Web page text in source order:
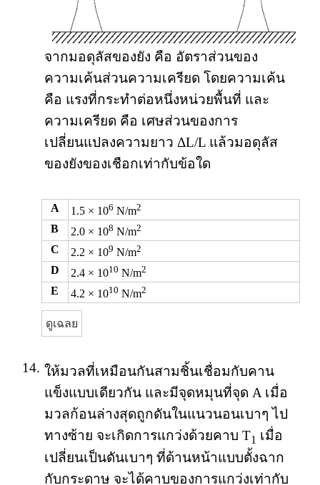
จากมอดุลัสของยัง คือ อัตราส่วนของ
ความเค้นส่วนความเครียด โดยความเค้น
คือ แรงที่กระทำต่อหนึ่งหน่วยพื้นที่ และ
ความเครียด คือ เศษส่วนของการ
เปลี่ยนแปลงความยาว ΔL/L แล้วมอดุลัส
ของยังของเชือกเท่ากับข้อใด
A 1.5 × 106 N/m2
B 2.0 × 108 N/m2
C 2.2 × 109 N/m2
D 2.4 × 1010 N/m2
E 4.2 × 1010 N/m2
ดูเฉลย
14. ให้มวลที่เหมือนกันสามชิ้นเชื่อมกับคาน
แข็งแบบเดียวกัน และมีจุดหมุนที่จุด A เมื่อ
มวลก้อนล่างสุดถูกดันในแนวนอนเบาๆ ไป
ทางซ้าย จะเกิดการแกว่งด้วยคาบ T1 เมื่อ
เปลี่ยนเป็นดันเบาๆ ที่ด้านหน้าแบบตั้งฉาก
กับกระดาษ จะได้คาบของการแกว่งเท่ากับ